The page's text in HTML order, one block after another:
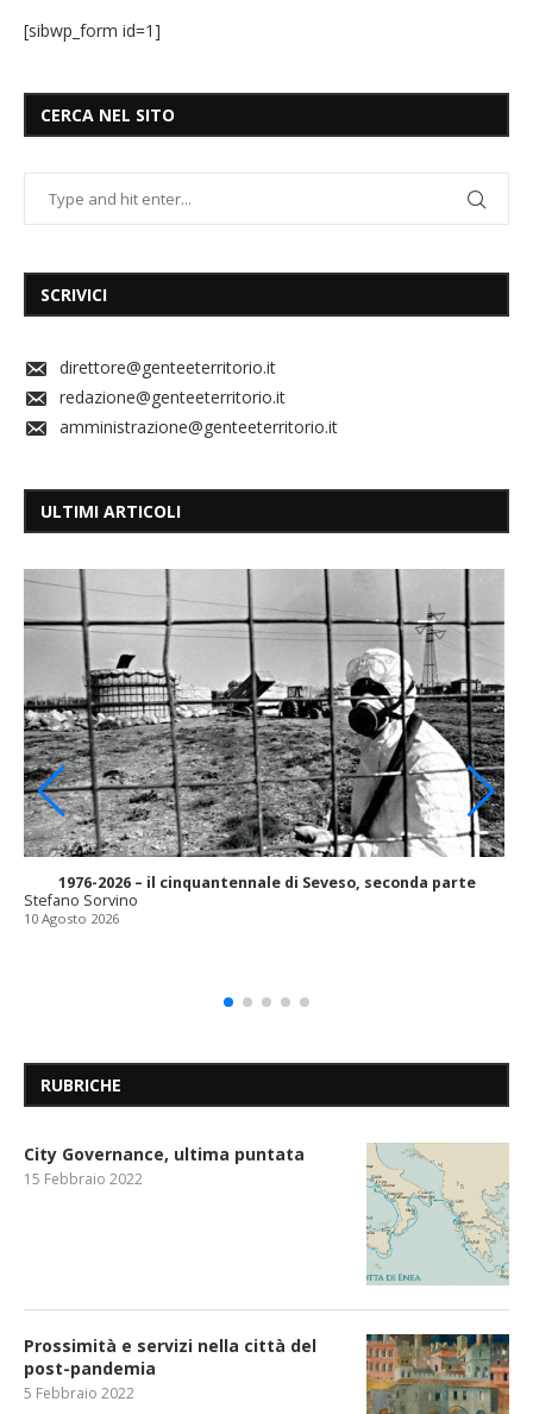
[sibwp_form id=1]
CERCA NEL SITO
SCRIVICI
direttore@genteeterritorio.it
redazione@genteeterritorio.it
amministrazione@genteeterritorio.it
ULTIMI ARTICOLI
1976-2026 – il cinquantennale di Seveso, seconda parte
Stefano Sorvino
10 Agosto 2026
RUBRICHE
City Governance, ultima puntata
15 Febbraio 2022
Prossimità e servizi nella città del
post-pandemia
5 Febbraio 2022